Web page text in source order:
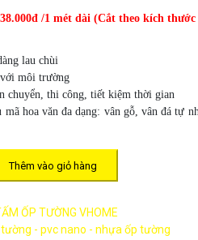
38.000đ /1 mét dài (Cắt theo kích thước
lau chùi
môi trường
chuyển, thi công, tiết kiệm thời gian
mã hoa văn đa dạng: vân gỗ, vân đá tự
Thêm vào giỏ hàng
ỐP TƯỜNG VHOME
- pvc nano - nhựa ốp tường